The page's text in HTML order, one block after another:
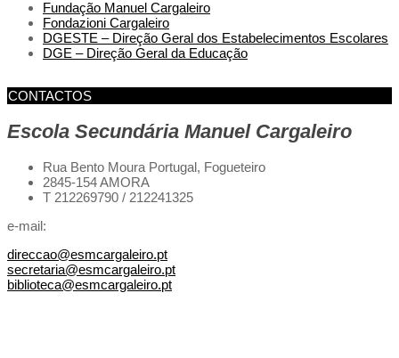
Fundação Manuel Cargaleiro
Fondazioni Cargaleiro
DGESTE – Direção Geral dos Estabelecimentos Escolares
DGE – Direção Geral da Educação
CONTACTOS
Escola Secundária Manuel Cargaleiro
Rua Bento Moura Portugal, Fogueteiro
2845-154 AMORA
T 212269790 / 212241325
e-mail:
direccao@esmcargaleiro.pt
secretaria@esmcargaleiro.pt
biblioteca@esmcargaleiro.pt